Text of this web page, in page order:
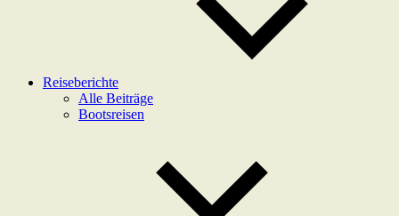
Reiseberichte
Alle Beiträge
Bootsreisen